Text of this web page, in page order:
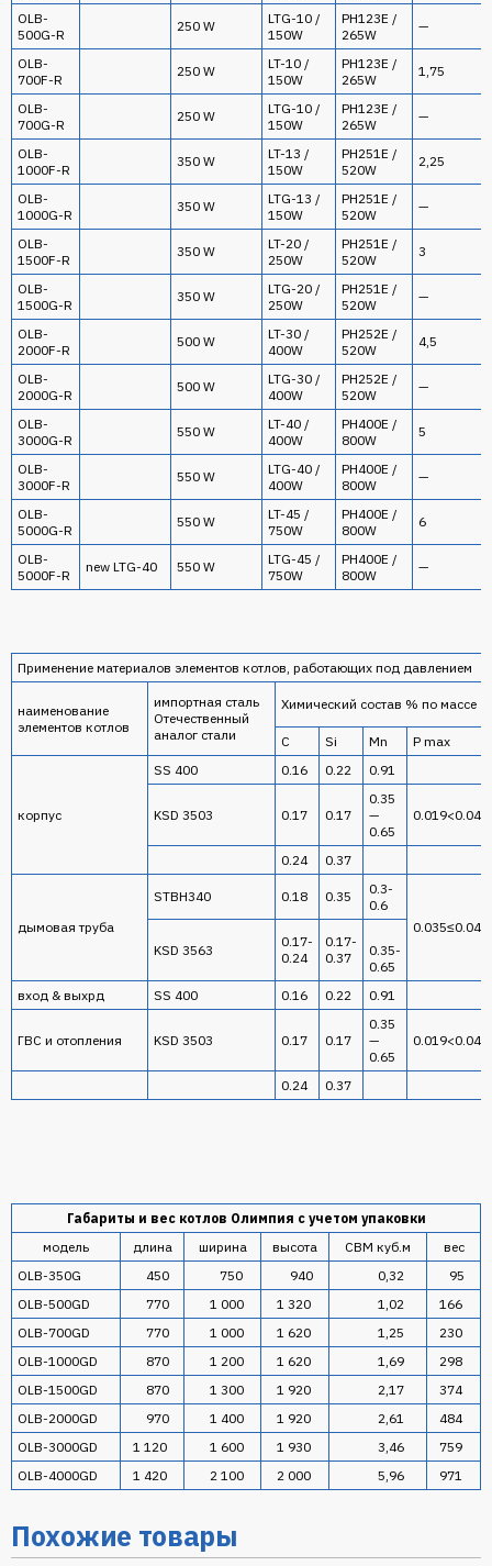
OLB-
500G-R
250 W
LTG-10 /
150W
PH123E /
265W
—
OLB-
700F-R
250 W
LT-10 /
150W
PH123E /
265W
1,75
OLB-
700G-R
250 W
LTG-10 /
150W
PH123E /
265W
—
OLB-
1000F-R
350 W
LT-13 /
150W
PH251E /
520W
2,25
OLB-
1000G-R
350 W
LTG-13 /
150W
PH251E /
520W
—
OLB-
1500F-R
350 W
LT-20 /
250W
PH251E /
520W
3
OLB-
1500G-R
350 W
LTG-20 /
250W
PH251E /
520W
—
OLB-
2000F-R
500 W
LT-30 /
400W
PH252E /
520W
4,5
OLB-
2000G-R
500 W
LTG-30 /
400W
PH252E /
520W
—
OLB-
3000G-R
550 W
LT-40 /
400W
PH400E /
800W
5
OLB-
3000F-R
550 W
LTG-40 /
400W
PH400E /
800W
—
OLB-
5000G-R
550 W
LT-45 /
750W
PH400E /
800W
6
OLB-
5000F-R
new LTG-40 550 W
LTG-45 /
750W
PH400E /
800W
—
Применение материалов элементов котлов, работающих под давлением
наименование
элементов котлов
импортная сталь
Отечественный
аналог стали
Химический состав % по массе
С Si Mn P max
корпус
SS 400 0.16 0.22 0.91
KSD 3503 0.17 0.17
0.35
—
0.65
0.019<0.04
0.24 0.37
дымовая труба
STBH340 0.18 0.35
0.3-
0.6
0.035≤0.04
KSD 3563
0.17-
0.24
0.17-
0.37
0.35-
0.65
вход & выхрд
SS 400 0.16 0.22 0.91
ГВС и отопления KSD 3503 0.17 0.17
0.35
—
0.65
0.019<0.04
0.24 0.37
Габариты и вес котлов Олимпия с учетом упаковки
модель
длина ширина высота CBM куб.м
вес
OLB-350G
450 750 940 0,32
95
OLB-500GD
770 1 000 1 320 1,02
166
OLB-700GD
770 1 000 1 620 1,25
230
OLB-1000GD
870 1 200 1 620 1,69
298
OLB-1500GD
870 1 300 1 920 2,17
374
OLB-2000GD
970 1 400 1 920 2,61
484
OLB-3000GD
1 120 1 600 1 930 3,46
759
OLB-4000GD
1 420 2 100 2 000 5,96 971
Похожие товары